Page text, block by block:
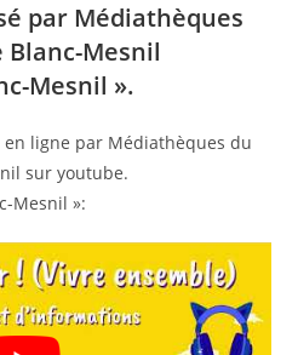
par Médiathèques
Blanc-Mesnil
Mesnil ».
en ligne par Médiathèques du
sur youtube.
Mesnil »: